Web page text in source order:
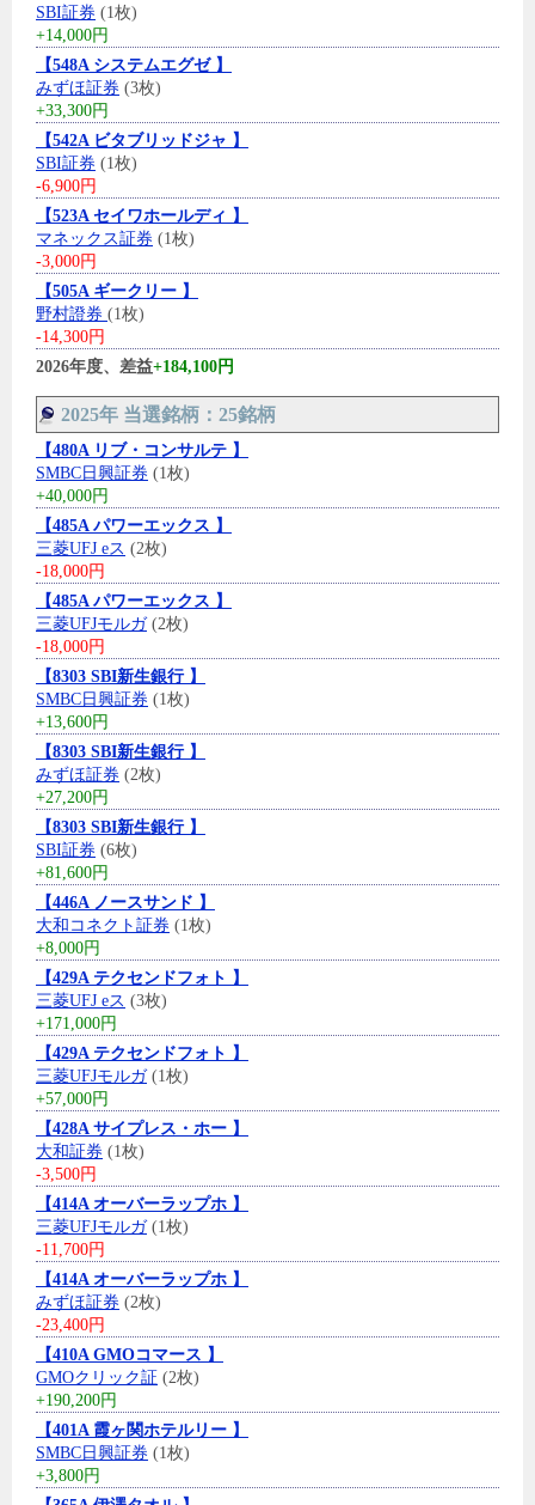
SBI証券 (1枚)
+14,000円
【548A システムエグゼ 】
みずほ証券 (3枚)
+33,300円
【542A ビタブリッドジャ 】
SBI証券 (1枚)
-6,900円
【523A セイワホールディ 】
マネックス証券 (1枚)
-3,000円
【505A ギークリー 】
野村證券 (1枚)
-14,300円
2026年度、差益+184,100円
2025年 当選銘柄：25銘柄
【480A リブ・コンサルテ 】
SMBC日興証券 (1枚)
+40,000円
【485A パワーエックス 】
三菱UFJ eス (2枚)
-18,000円
【485A パワーエックス 】
三菱UFJモルガ(2枚)
-18,000円
【8303 SBI新生銀行 】
SMBC日興証券 (1枚)
+13,600円
【8303 SBI新生銀行 】
みずほ証券 (2枚)
+27,200円
【8303 SBI新生銀行 】
SBI証券 (6枚)
+81,600円
【446A ノースサンド 】
大和コネクト証券 (1枚)
+8,000円
【429A テクセンドフォト 】
三菱UFJ eス (3枚)
+171,000円
【429A テクセンドフォト 】
三菱UFJモルガ(1枚)
+57,000円
【428A サイプレス・ホー 】
大和証券 (1枚)
-3,500円
【414A オーバーラップホ 】
三菱UFJモルガ(1枚)
-11,700円
【414A オーバーラップホ 】
みずほ証券 (2枚)
-23,400円
【410A GMOコマース 】
GMOクリック証 (2枚)
+190,200円
【401A 霞ヶ関ホテルリー 】
SMBC日興証券 (1枚)
+3,800円